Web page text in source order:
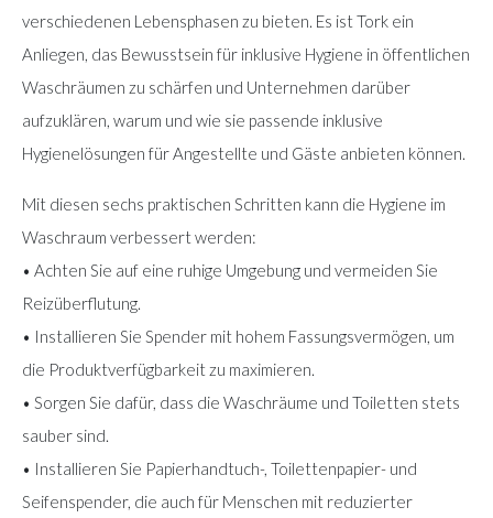
verschiedenen Lebensphasen zu bieten. Es ist Tork ein
Anliegen, das Bewusstsein für inklusive Hygiene in öffentlichen
Waschräumen zu schärfen und Unternehmen darüber
aufzuklären, warum und wie sie passende inklusive
Hygienelösungen für Angestellte und Gäste anbieten können.
Mit diesen sechs praktischen Schritten kann die Hygiene im
Waschraum verbessert werden:
• Achten Sie auf eine ruhige Umgebung und vermeiden Sie
Reizüberflutung.
• Installieren Sie Spender mit hohem Fassungsvermögen, um
die Produktverfügbarkeit zu maximieren.
• Sorgen Sie dafür, dass die Waschräume und Toiletten stets
sauber sind.
• Installieren Sie Papierhandtuch-, Toilettenpapier- und
Seifenspender, die auch für Menschen mit reduzierter